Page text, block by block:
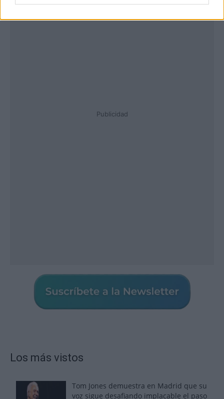
Publicidad
Los más vistos
Tom Jones demuestra en Madrid que su
voz sigue desafiando implacable el paso